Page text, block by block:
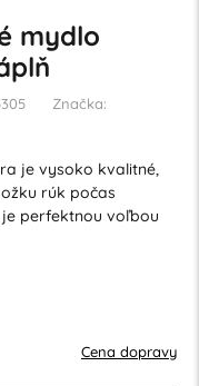
mydlo
Značka:
je vysoko kvalitné,
rúk počas
perfektnou voľbou
Cena dopravy